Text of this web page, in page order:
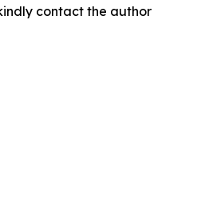
contact the author